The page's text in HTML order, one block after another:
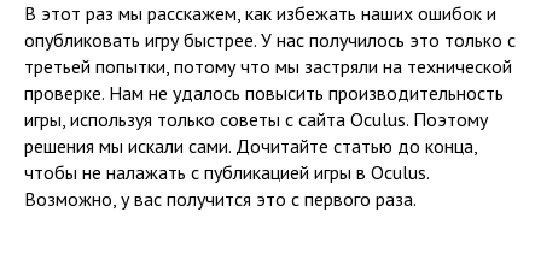
В этот раз мы расскажем, как избежать наших ошибок и
опубликовать игру быстрее. У нас получилось это только с
третьей попытки, потому что мы застряли на технической
проверке. Нам не удалось повысить производительность
игры, используя только советы с сайта Oculus. Поэтому
решения мы искали сами. Дочитайте статью до конца,
чтобы не налажать с публикацией игры в Oculus.
Возможно, у вас получится это с первого раза.